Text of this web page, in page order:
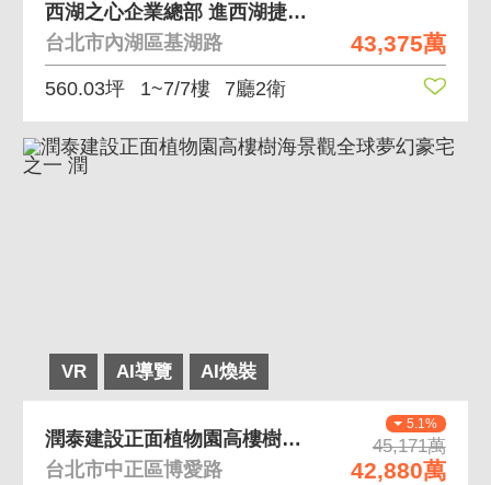
43,375萬
西湖之心企業總部 進西湖捷運站,全新商辦
台北市內湖區基湖路
560.03坪 1~7/7樓 7廳2衛
VR AI導覽 AI煥裝
5.1%
45,171萬
42,880萬
潤泰建設正面植物園高樓樹海景觀全球夢幻豪宅之一 潤
台北市中正區博愛路